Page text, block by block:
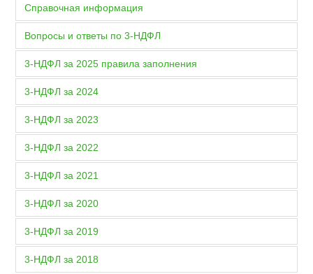
Справочная информация
Вопросы и ответы по 3-НДФЛ
3-НДФЛ за 2025 правила заполнения
3-НДФЛ за 2024
3-НДФЛ за 2023
3-НДФЛ за 2022
3-НДФЛ за 2021
3-НДФЛ за 2020
3-НДФЛ за 2019
3-НДФЛ за 2018